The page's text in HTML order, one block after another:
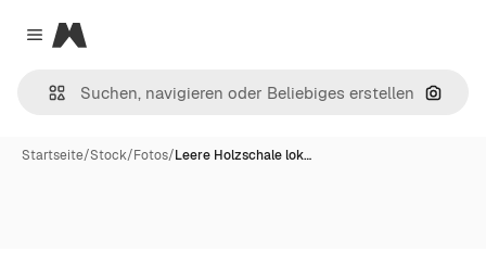
Close menu
Magnific
Nach
Startseite/Stock/Fotos/Leere Holzschale lok…